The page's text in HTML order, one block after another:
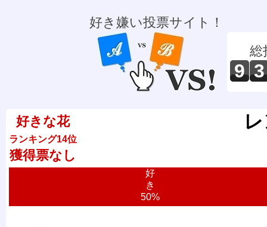
好き嫌い投票サイト！
総
9 3
好きな花
ランキング14位
獲得票なし
好
き
50%